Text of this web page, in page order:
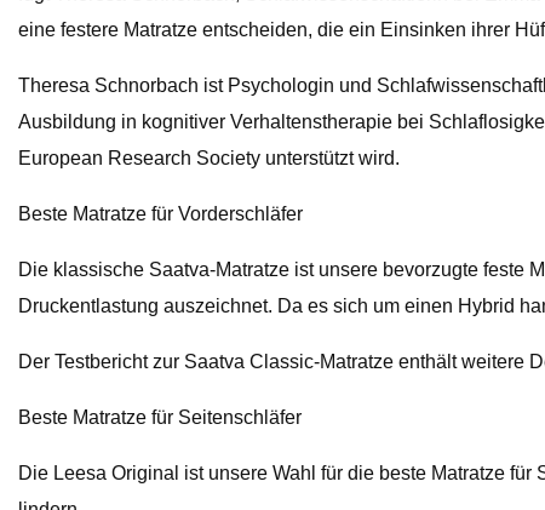
eine festere Matratze entscheiden, die ein Einsinken ihrer
Theresa Schnorbach ist Psychologin und
Ausbildung in kognitiver Verhaltenstherapie bei
European Research Society unterstützt wird.
Beste Matratze für Vorderschläfer
Die klassische Saatva-Matratze ist unsere bevorzugte feste
Druckentlastung auszeichnet. Da es sich um einen Hybrid
Der Testbericht zur Saatva Classic-Matratze enthält weitere
Beste Matratze für Seitenschläfer
Die Leesa Original ist unsere Wahl für die beste Matratze